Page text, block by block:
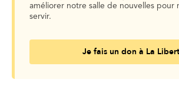
améliorer notre salle de nouvelles pour
servir.
Je fais un don à La